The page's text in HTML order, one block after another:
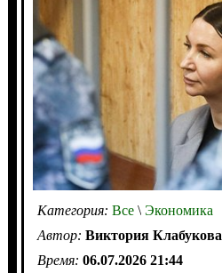
Категория: Все\Экономика
Автор: Виктория Клабукова
Время: 06.07.2026 21:44